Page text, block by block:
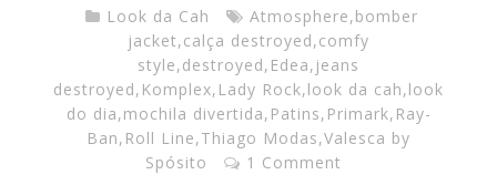
Look da Cah Atmosphere,bomber
jacket,calça destroyed,comfy
style,destroyed, Edea, jeans
destroyed, Komplex, Lady Rock,look da cah,look
do dia,mochila divertida, Patins, Primark, Ray-
Ban, Roll Line,Thiago Modas,Valesca by
Spósito
1 Comment